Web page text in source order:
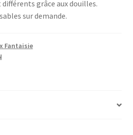
grâce aux douilles.
sur demande.
Fantaisie